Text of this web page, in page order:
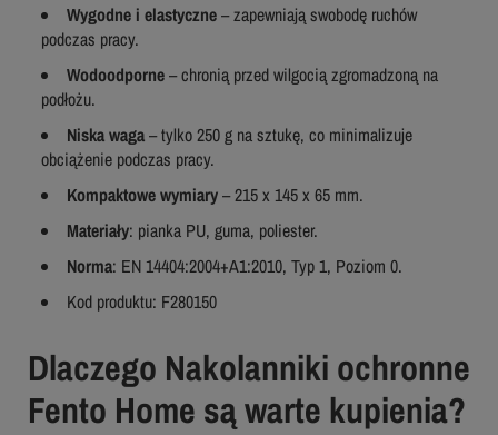
Wygodne i elastyczne– zapewniają swobodę ruchów
podczas pracy.
Wodoodporne– chronią przed wilgocią zgromadzoną na
podłożu.
Niska waga– tylko 250 g na sztukę, co minimalizuje
obciążenie podczas pracy.
Kompaktowe wymiary– 215 x 145 x 65 mm.
Materiały: pianka PU, guma, poliester.
Norma: EN 14404:2004+A1:2010, Typ 1, Poziom 0.
Kod produktu: F280150
Dlaczego Nakolanniki ochronne
Fento Home są warte kupienia?